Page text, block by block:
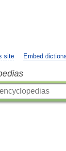
site Embed